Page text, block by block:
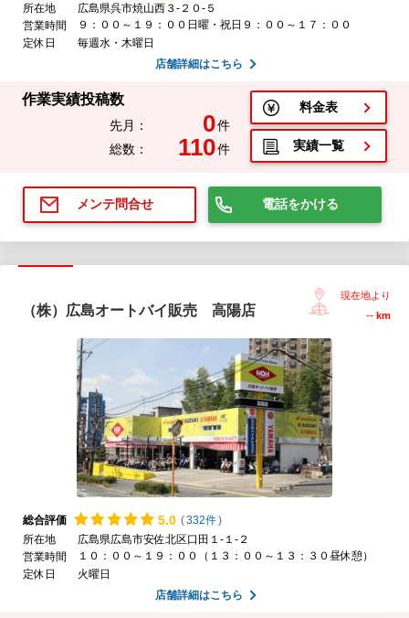
所在地
広島県呉市焼山西３-２０-５
営業時間
９：００～１９：００日曜・祝日９：００～１７：００
定休日
毎週水・木曜日
店舗詳細はこちら
作業実績投稿数
先月： 0件
総数：
110件
料金表
実績一覧
メンテ問合せ 電話をかける
（株）広島オートバイ販売 高陽店
現在地より
-- km
総合評価 5.0 (332件)
所在地
広島県広島市安佐北区口田１-１-２
営業時間
１０：００～１９：００（１３：００～１３：３０昼休憩）
定休日
火曜日
店舗詳細はこちら